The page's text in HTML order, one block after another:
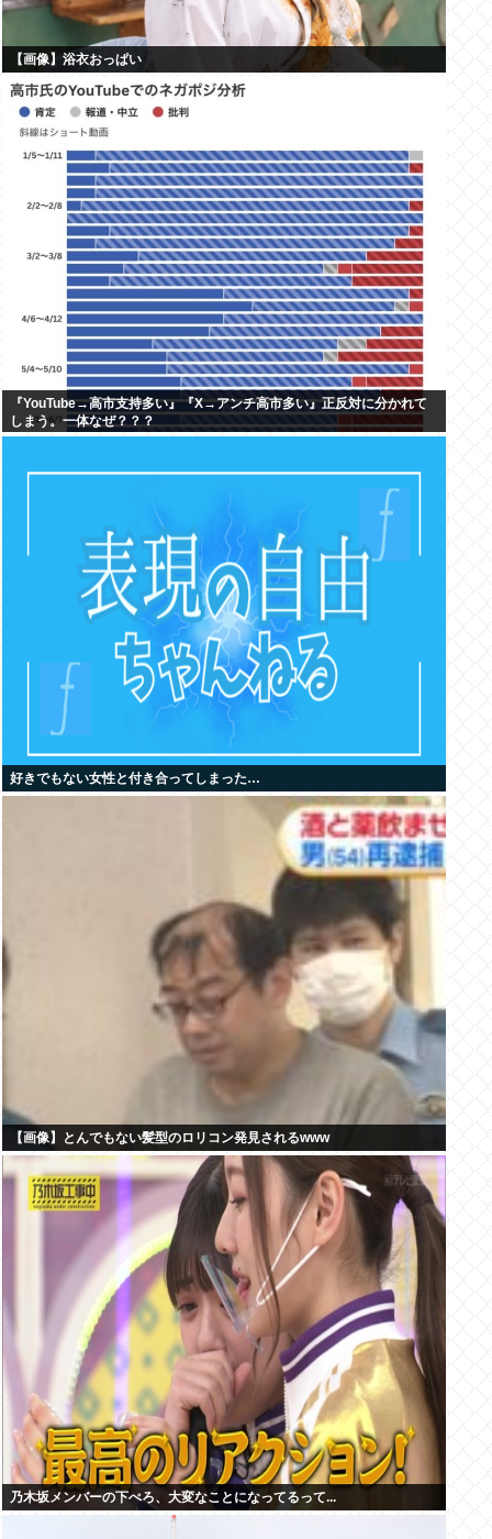
【画像】浴衣おっぱい
『YouTube→高市支持多い』『X→アンチ高市多い』正反対に分かれて
しまう。一体なぜ？？？
好きでもない女性と付き合ってしまった…
【画像】とんでもない髪型のロリコン発見されるwww
乃木坂メンバーの下ぺろ、大変なことになってるって...